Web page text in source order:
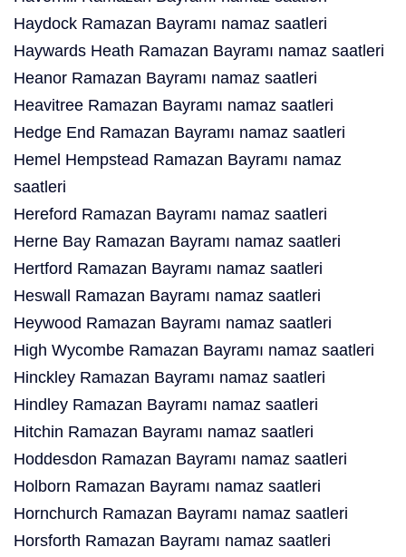
Haydock Ramazan Bayramı namaz saatleri
Haywards Heath Ramazan Bayramı namaz saatleri
Heanor Ramazan Bayramı namaz saatleri
Heavitree Ramazan Bayramı namaz saatleri
Hedge End Ramazan Bayramı namaz saatleri
Hemel Hempstead Ramazan Bayramı namaz
saatleri
Hereford Ramazan Bayramı namaz saatleri
Herne Bay Ramazan Bayramı namaz saatleri
Hertford Ramazan Bayramı namaz saatleri
Heswall Ramazan Bayramı namaz saatleri
Heywood Ramazan Bayramı namaz saatleri
High Wycombe Ramazan Bayramı namaz saatleri
Hinckley Ramazan Bayramı namaz saatleri
Hindley Ramazan Bayramı namaz saatleri
Hitchin Ramazan Bayramı namaz saatleri
Hoddesdon Ramazan Bayramı namaz saatleri
Holborn Ramazan Bayramı namaz saatleri
Hornchurch Ramazan Bayramı namaz saatleri
Horsforth Ramazan Bayramı namaz saatleri